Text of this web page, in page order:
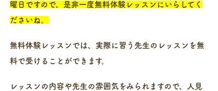
曜日ですので、是非一度無料体験レッスンにいらしてく
ださいね。
無料体験レッスンでは、実際に習う先生のレッスンを無
料で受けることができます。
レッスンの内容や先生の雰囲気をみられますので、人見